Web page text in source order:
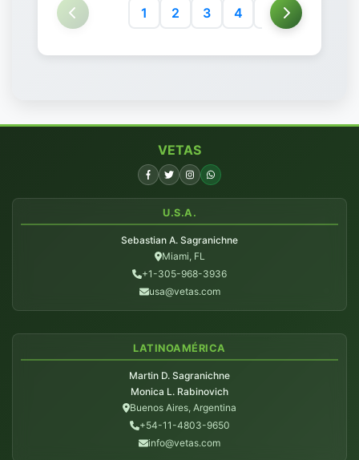
1 2 3 4 5 6
VETAS
U.S.A.
Sebastian A. Sagranichne
Miami, FL
+1-305-968-3936
usa@vetas.com
LATINOAMÉRICA
Martin D. Sagranichne
Monica L. Rabinovich
Buenos Aires, Argentina
+54-11-4803-9650
info@vetas.com